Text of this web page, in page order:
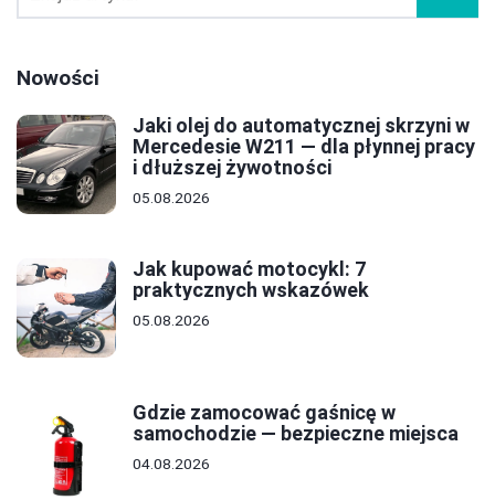
Nowości
Jaki olej do automatycznej skrzyni w
Mercedesie W211 — dla płynnej pracy
i dłuższej żywotności
05.08.2026
Jak kupować motocykl: 7
praktycznych wskazówek
05.08.2026
Gdzie zamocować gaśnicę w
samochodzie — bezpieczne miejsca
04.08.2026